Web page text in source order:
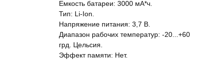
Емкость батареи: 3000 мА*ч.
Тип: Li-Ion.
Напряжение питания: 3,7 В.
Диапазон рабочих температур: -20...+60
грд. Цельсия.
Эффект памяти: Нет.